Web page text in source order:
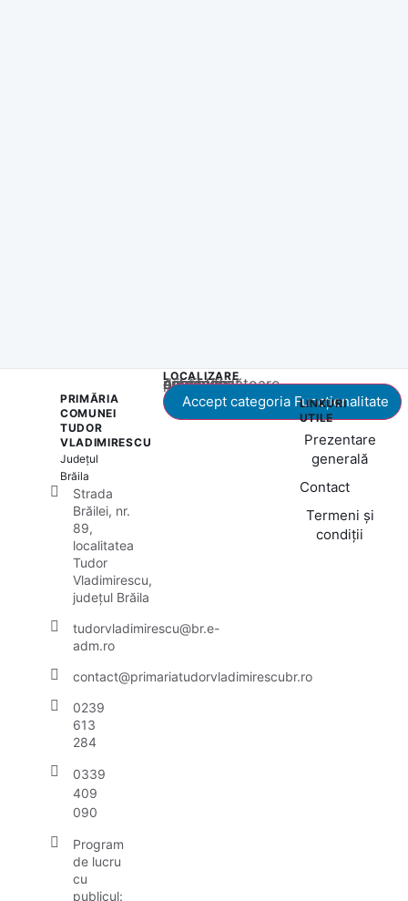
PRIMĂRIA
COMUNEI
TUDOR
VLADIMIRESCU
Județul
Brăila
Strada
Brăilei, nr.
89,
localitatea
Tudor
Vladimirescu,
județul Brăila
tudorvladimirescu@br.e-
adm.ro
contact@primariatudorvladimirescubr.ro
0239
613
284
0339
409
090
Program
de lucru
cu
publicul:
LOCALIZARE
Acest conținut este blocat până când acceptați categoria corespunzătoare de cookie-uri.
Accept categoria Funcționalitate
LINKURI
UTILE
Prezentare
generală
Contact
Termeni și
condiții